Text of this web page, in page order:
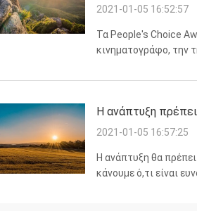
2021-01-05 16:52:57
Τα People's Choice
κινηματογράφο, την
Fashion ...
Η ανάπτυξη
2021-01-05 16:57:25
Η ανάπτυξη θα
κάνουμε ό,τι είναι